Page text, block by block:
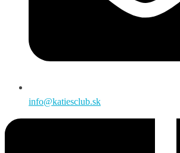
info@katiesclub.sk